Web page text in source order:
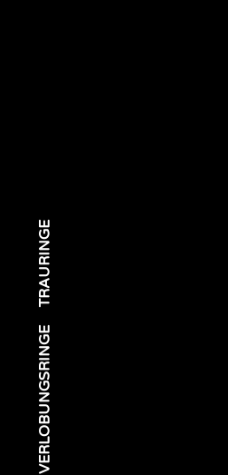
VERLOBUNGSRINGE
TRAURINGE